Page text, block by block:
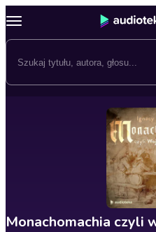
Monachomachia czyli